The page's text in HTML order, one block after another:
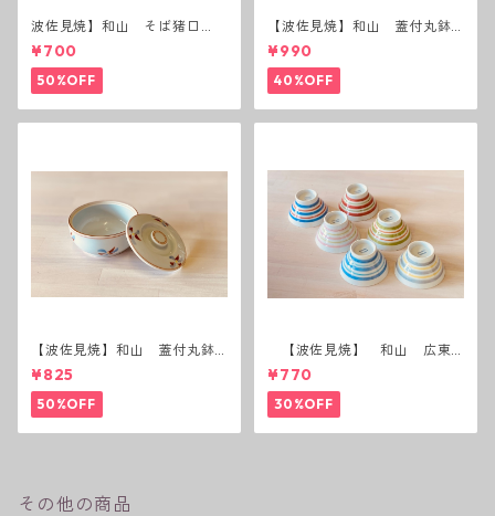
波佐見焼】和山 そば猪口
（十草）
¥700
50%OFF
【波佐見焼】和山 蓋付丸鉢
(唐辛子)
¥990
40%OFF
【波佐見焼】和山 蓋付丸鉢
(花絵)
¥825
50%OFF
【波佐見焼】 和山 広東
碗 二色ボーダー 全6パター
ン
¥770
30%OFF
その他の商品